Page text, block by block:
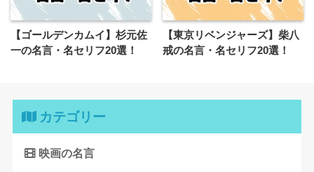
【ゴールデンカムイ】杉元佐
一の名言・名セリフ20選！
【東京リベンジャーズ】柴八
戒の名言・名セリフ20選！
カテゴリー
映画の名言